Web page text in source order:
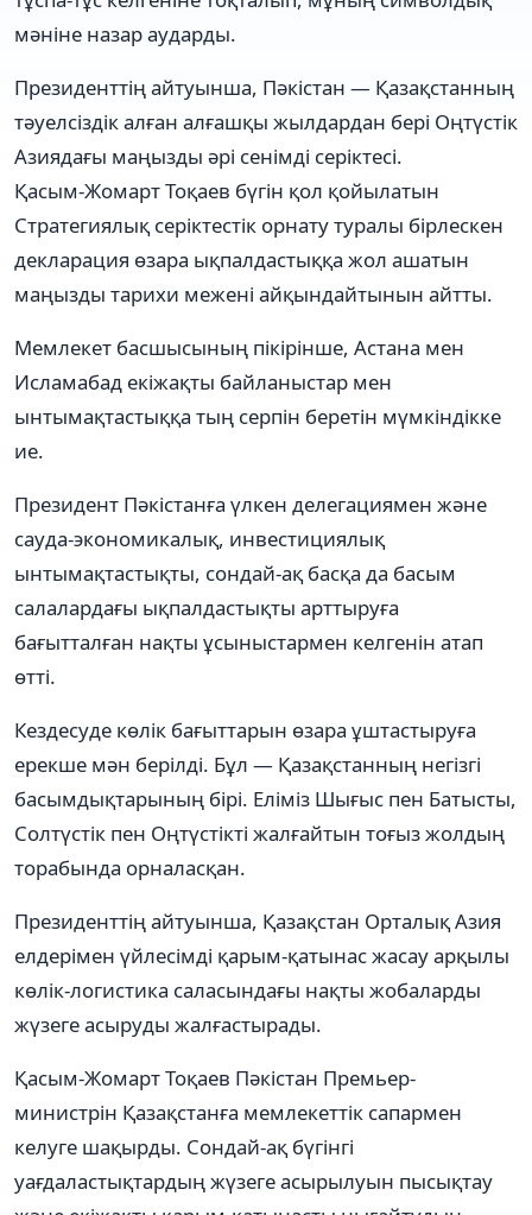
мәніне назар аударды.
Президенттің айтуынша, Пәкістан — Қазақстанның
тәуелсіздік алған алғашқы жылдардан бері Оңтүстік
Азиядағы маңызды әрі сенімді серіктесі.
Қасым-Жомарт Тоқаев бүгін қол қойылатын
Стратегиялық серіктестік орнату туралы бірлескен
декларация өзара ықпалдастыққа жол ашатын
маңызды тарихи межені айқындайтынын айтты.
Мемлекет басшысының пікірінше, Астана мен
Исламабад екіжақты байланыстар мен
ынтымақтастыққа тың серпін беретін мүмкіндікке
ие.
Президент Пәкістанға үлкен делегациямен және
сауда-экономикалық, инвестициялық
ынтымақтастықты, сондай-ақ басқа да басым
салалардағы ықпалдастықты арттыруға
бағытталған нақты ұсыныстармен келгенін атап
өтті.
Кездесуде көлік бағыттарын өзара ұштастыруға
ерекше мән берілді. Бұл — Қазақстанның негізгі
басымдықтарының бірі. Еліміз Шығыс пен Батысты,
Солтүстік пен Оңтүстікті жалғайтын тоғыз жолдың
торабында орналасқан.
Президенттің айтуынша, Қазақстан Орталық Азия
елдерімен үйлесімді қарым-қатынас жасау арқылы
көлік-логистика саласындағы нақты жобаларды
жүзеге асыруды жалғастырады.
Қасым-Жомарт Тоқаев Пәкістан Премьер-
министрін Қазақстанға мемлекеттік сапармен
келуге шақырды. Сондай-ақ бүгінгі
уағдаластықтардың жүзеге асырылуын пысықтау